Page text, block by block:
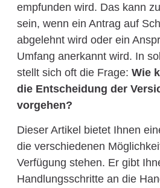
empfunden wird. Das kann
sein, wenn ein Antrag auf
abgelehnt wird oder ein
Umfang anerkannt wird. In
stellt sich oft die Frage: Wie
die Entscheidung der
vorgehen?
Dieser Artikel bietet Ihnen
die verschiedenen
Verfügung stehen. Er gibt
Handlungsschritte an die